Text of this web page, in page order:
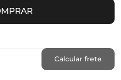
Calcular frete